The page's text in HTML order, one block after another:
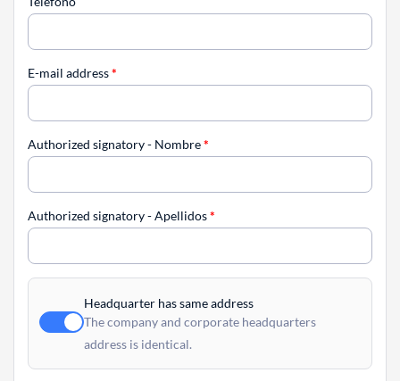
E-mail address*
Authorized signatory - Nombre*
Authorized signatory - Apellidos*
Headquarter has same address
The company and corporate headquarters
address is identical.